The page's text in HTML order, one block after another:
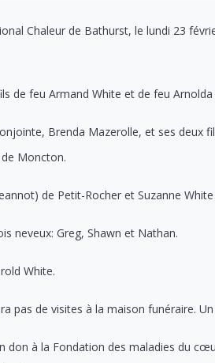
Chaleur de Bathurst, le lundi 23
de feu Armand White et de feu Arnolda
Brenda Mazerolle, et ses deux
Moncton.
de Petit-Rocher et Suzanne
neveux: Greg, Shawn et Nathan.
White.
pas de visites à la maison funéraire.
don à la Fondation des maladies du